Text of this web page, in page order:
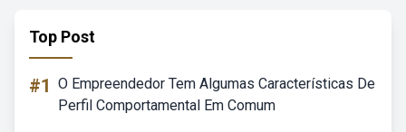
Top Post
#1 O Empreendedor Tem Algumas Características De
Perfil Comportamental Em Comum